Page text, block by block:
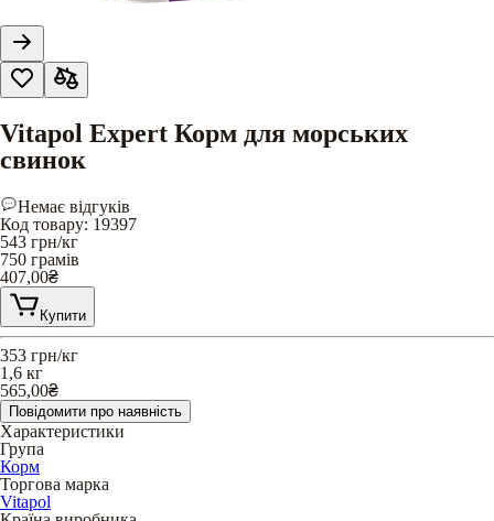
Vitapol Expert Корм для морських
свинок
Немає відгуків
Код товару: 19397
543 грн/кг
750 грамів
407,00₴
Купити
353 грн/кг
1,6 кг
565,00₴
Повідомити про наявність
Характеристики
Група
Корм
Торгова марка
Vitapol